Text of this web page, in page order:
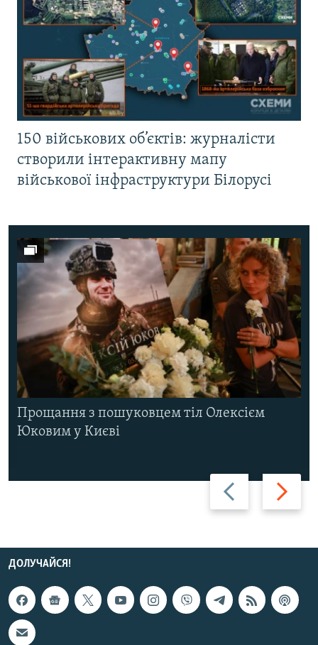
150 військових об’єктів: журналісти
створили інтерактивну мапу
військової інфраструктури Білорусі
Назад Вперед
Прощання з пошуковцем тіл Олексієм
Юковим у Києві
ДОЛУЧАЙСЯ!